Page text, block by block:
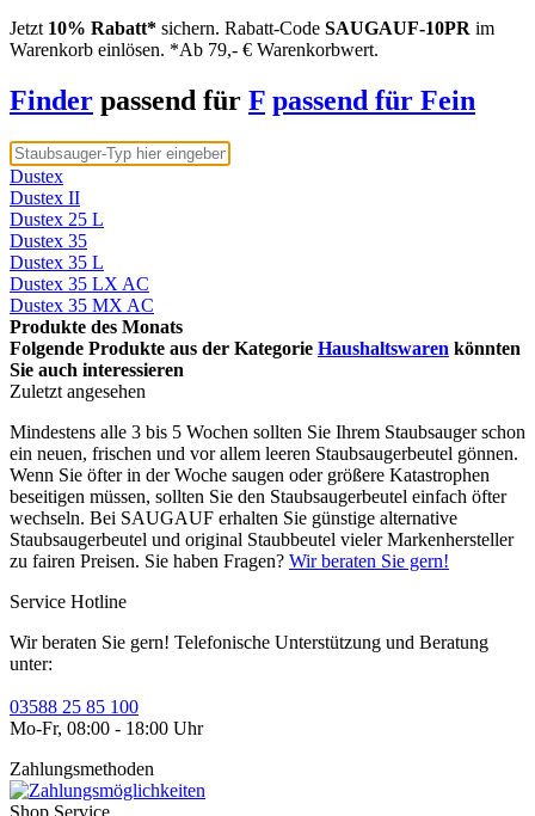
Jetzt 10% Rabatt* sichern. Rabatt-Code SAUGAUF-10PR im
Warenkorb einlösen. *Ab 79,- € Warenkorbwert.
Finder passend für F passend für Fein
Dustex
Dustex II
Dustex 25 L
Dustex 35
Dustex 35 L
Dustex 35 LX AC
Dustex 35 MX AC
Produkte des Monats
Folgende Produkte aus der Kategorie Haushaltswaren könnten
Sie auch interessieren
Zuletzt angesehen
Mindestens alle 3 bis 5 Wochen sollten Sie Ihrem Staubsauger schon
ein neuen, frischen und vor allem leeren Staubsaugerbeutel gönnen.
Wenn Sie öfter in der Woche saugen oder größere Katastrophen
beseitigen müssen, sollten Sie den Staubsaugerbeutel einfach öfter
wechseln. Bei SAUGAUF erhalten Sie günstige alternative
Staubsaugerbeutel und original Staubbeutel vieler Markenhersteller
zu fairen Preisen. Sie haben Fragen? Wir beraten Sie gern!
Service Hotline
Wir beraten Sie gern! Telefonische Unterstützung und Beratung
unter:
03588 25 85 100
Mo-Fr, 08:00 - 18:00 Uhr
Zahlungsmethoden